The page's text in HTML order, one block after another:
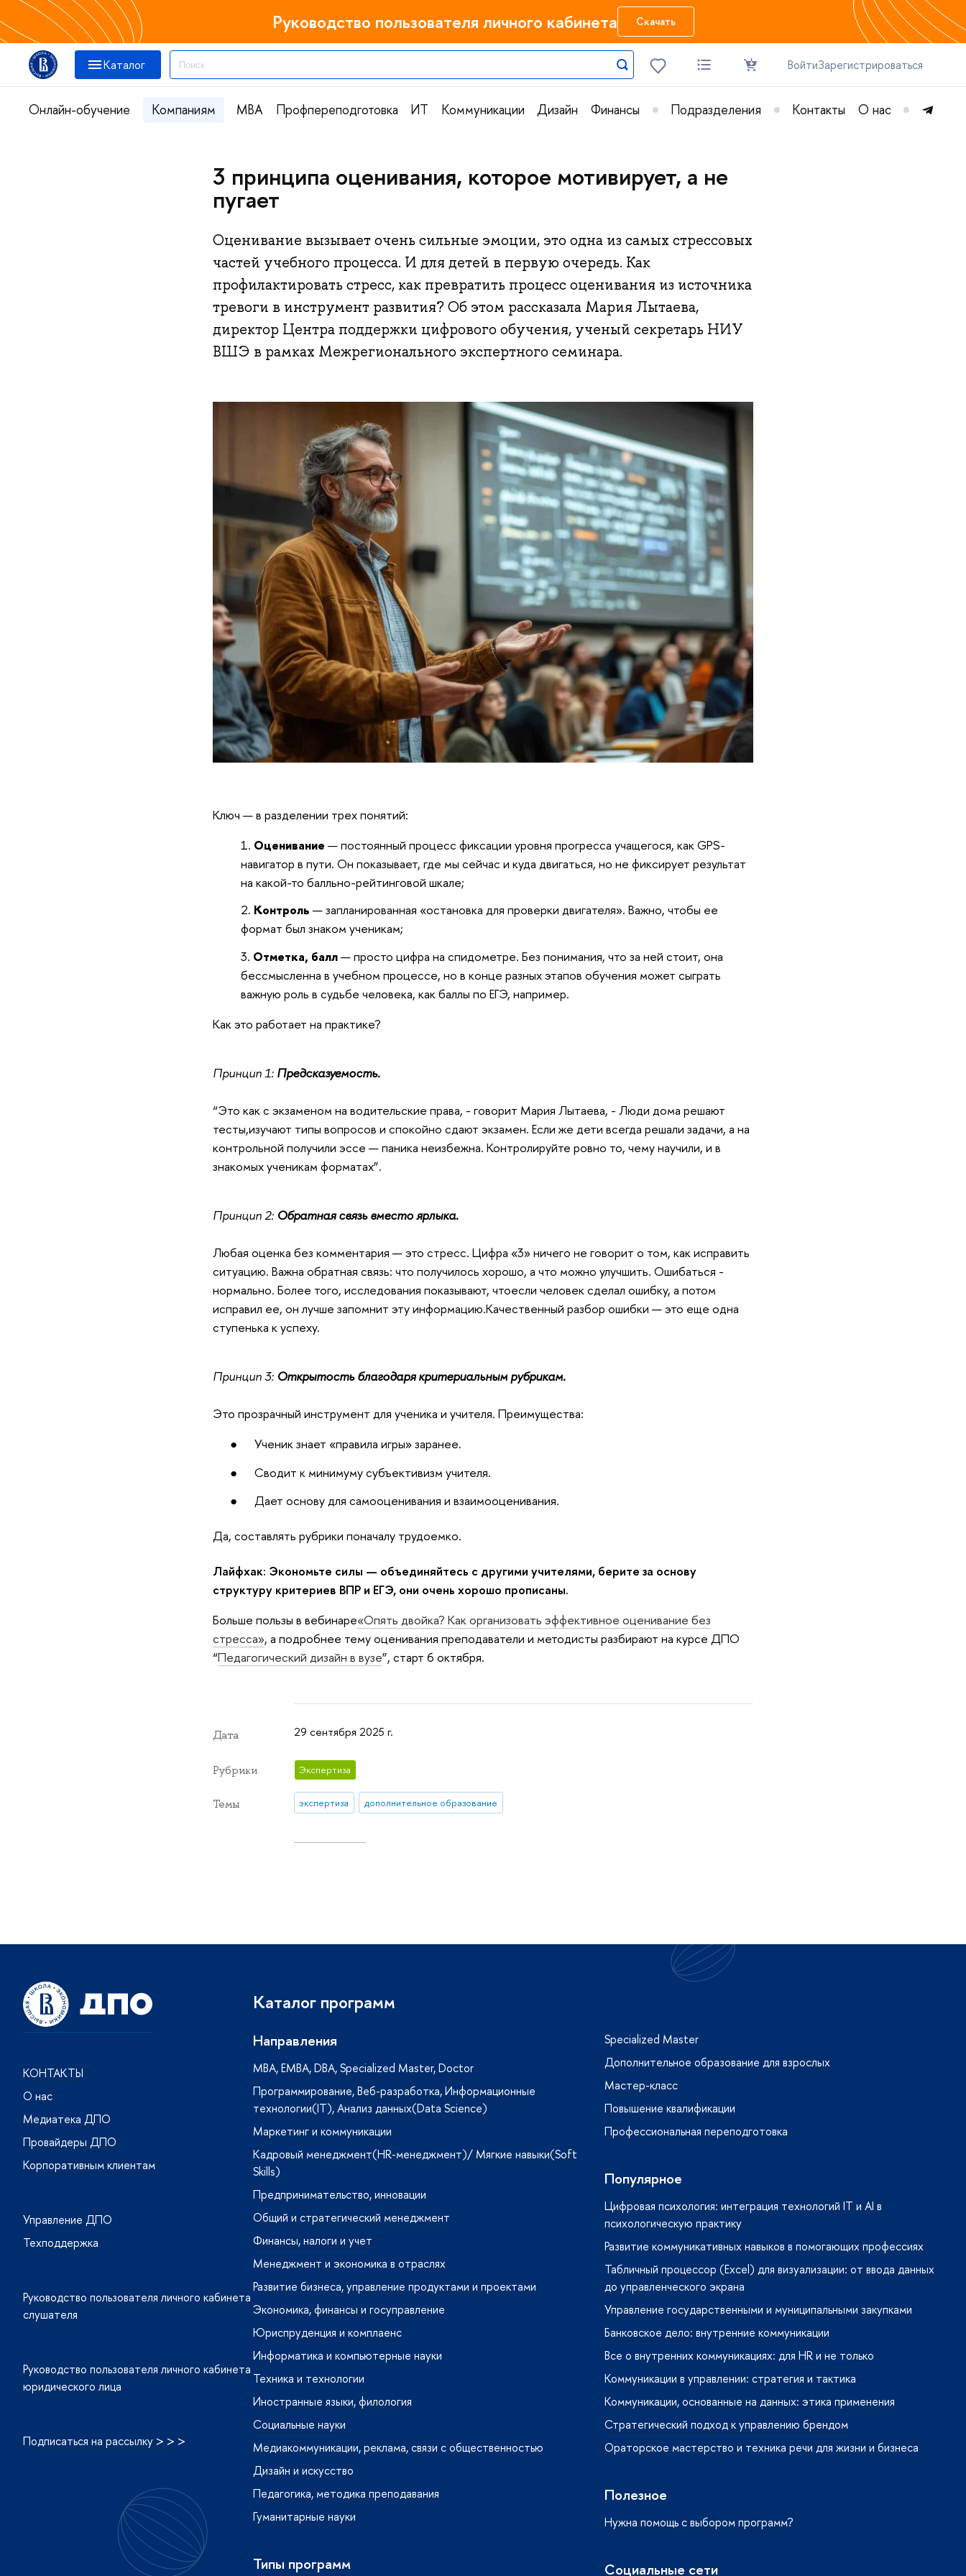
Руководство пользователя личного кабинета Скачать
Каталог ВойтиЗарегистрироваться
Онлайн-обучение Компаниям MBA Профпереподготовка ИТ Коммуникации Дизайн Финансы Подразделения Контакты О нас
3 принципа оценивания, которое мотивирует, а не
пугает
Оценивание вызывает очень сильные эмоции, это одна из самых стрессовых
частей учебного процесса. И для детей в первую очередь. Как
профилактировать стресс, как превратить процесс оценивания из источника
тревоги в инструмент развития? Об этом рассказала Мария Лытаева,
директор Центра поддержки цифрового обучения, ученый секретарь НИУ
ВШЭ в рамках Межрегионального экспертного семинара.
Ключ — в разделении трех понятий:
Оценивание — постоянный процесс фиксации уровня прогресса учащегося, как GPS-
навигатор в пути. Он показывает, где мы сейчас и куда двигаться, но не фиксирует результат
на какой-то балльно-рейтинговой шкале;
Контроль — запланированная «остановка для проверки двигателя». Важно, чтобы ее
формат был знаком ученикам;
Отметка, балл— просто цифра на спидометре. Без понимания, что за ней стоит, она
бессмысленна в учебном процессе, но в конце разных этапов обучения может сыграть
важную роль в судьбе человека, как баллы по ЕГЭ, например.
Как это работает на практике?
Принцип 1: Предсказуемость.
“Это как с экзаменом на водительские права, - говорит Мария Лытаева, - Люди дома решают
тесты,изучают типы вопросов и спокойно сдают экзамен. Если же дети всегда решали задачи, а на
контрольной получили эссе — паника неизбежна. Контролируйте ровно то, чему научили, и в
знакомых ученикам форматах”.
Принцип 2: Обратная связь вместо ярлыка.
Любая оценка без комментария — это стресс. Цифра «3» ничего не говорит о том, как исправить
ситуацию. Важна обратная связь: что получилось хорошо, а что можно улучшить. Ошибаться -
нормально. Более того, исследования показывают, чтоесли человек сделал ошибку, а потом
исправил ее, он лучше запомнит эту информацию.Качественный разбор ошибки — это еще одна
ступенька к успеху.
Принцип 3: Открытость благодаря критериальным рубрикам.
Это прозрачный инструмент для ученика и учителя. Преимущества:
● Ученик знает «правила игры» заранее.
● Сводит к минимуму субъективизм учителя.
● Дает основу для самооценивания и взаимооценивания.
Да, составлять рубрики поначалу трудоемко.
Лайфхак: Экономьте силы — объединяйтесь с другими учителями, берите за основу
структуру критериев ВПР и ЕГЭ, они очень хорошо прописаны.
Больше пользы в вебинаре«Опять двойка? Как организовать эффективное оценивание без
стресса», а подробнее тему оценивания преподаватели и методисты разбирают на курсе ДПО
“Педагогический дизайн в вузе”, старт 6 октября.
Дата 29 сентября 2025 г.
Рубрики Экспертиза
Темы экспертиза дополнительное образование
КОНТАКТЫ
О нас
Медиатека ДПО
Провайдеры ДПО
Корпоративным клиентам
Управление ДПО
Техподдержка
Руководство пользователя личного кабинета
слушателя
Руководство пользователя личного кабинета
юридического лица
Подписаться на рассылку > > >
Каталог программ
Направления
MBA, ЕMBA, DBA, Specialized Master, Doctor
Программирование, Веб-разработка, Информационные
технологии(IT), Анализ данных(Data Science)
Маркетинг и коммуникации
Кадровый менеджмент(HR-менеджмент)/ Мягкие навыки(Soft
Skills)
Предпринимательство, инновации
Общий и стратегический менеджмент
Финансы, налоги и учет
Менеджмент и экономика в отраслях
Развитие бизнеса, управление продуктами и проектами
Экономика, финансы и госуправление
Юриспруденция и комплаенс
Информатика и компьютерные науки
Техника и технологии
Иностранные языки, филология
Социальные науки
Медиакоммуникации, реклама, связи с общественностью
Дизайн и искусство
Педагогика, методика преподавания
Гуманитарные науки
Типы программ
Specialized Master
Дополнительное образование для взрослых
Мастер-класс
Повышение квалификации
Профессиональная переподготовка
Популярное
Цифровая психология: интеграция технологий IT и AI в
психологическую практику
Развитие коммуникативных навыков в помогающих профессиях
Табличный процессор (Excel) для визуализации: от ввода данных
до управленческого экрана
Управление государственными и муниципальными закупками
Банковское дело: внутренние коммуникации
Все о внутренних коммуникациях: для HR и не только
Коммуникации в управлении: стратегия и тактика
Коммуникации, основанные на данных: этика применения
Стратегический подход к управлению брендом
Ораторское мастерство и техника речи для жизни и бизнеса
Полезное
Нужна помощь с выбором программ?
Социальные сети